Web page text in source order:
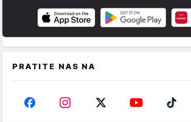
PRATITE NAS NA